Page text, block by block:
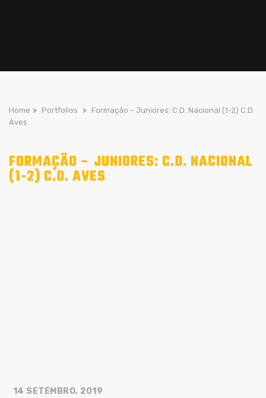
Home > Portfolios > Formação – Juniores: C.D. Nacional (1-2) C.D.
Aves
FORMAÇÃO – JUNIORES: C.D. NACIONAL
(1-2) C.D. AVES
14 SETEMBRO, 2019